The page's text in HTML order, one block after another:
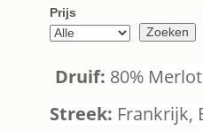
Prijs
Druif: 80%
Streek: Frankrijk,